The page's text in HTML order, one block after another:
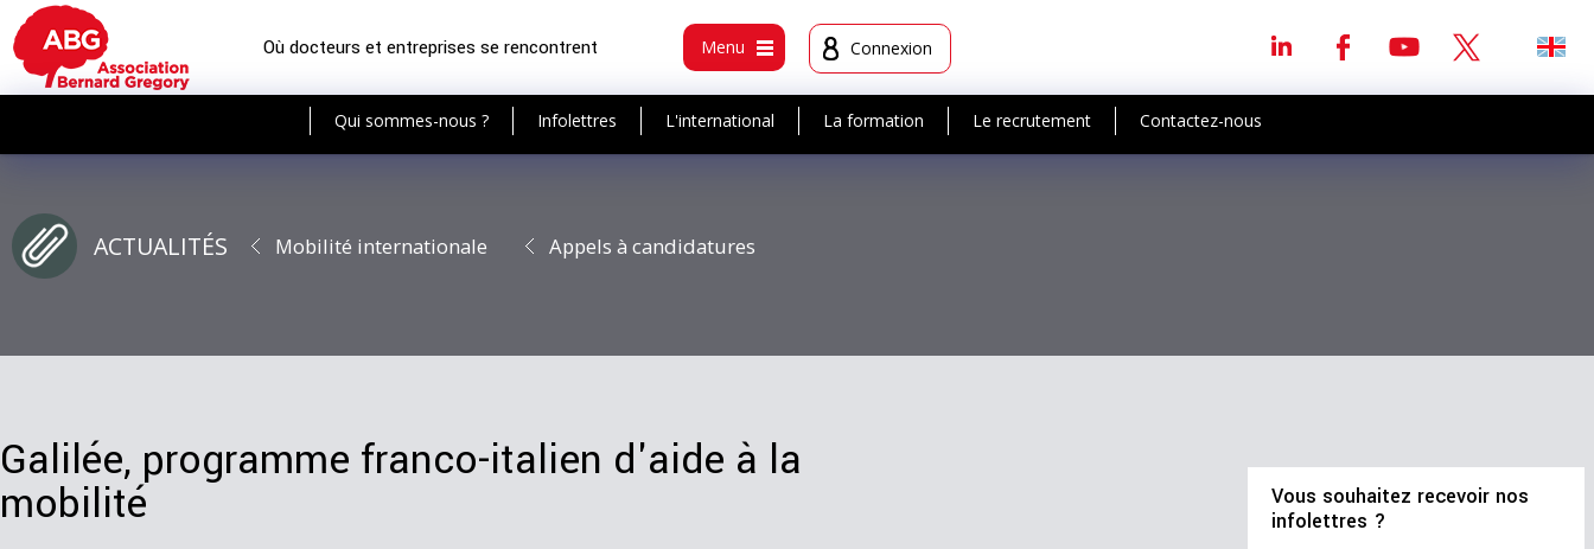
Où docteurs et entreprises se rencontrent Menu Connexion
Qui sommes-nous ? Infolettres L'international La formation Le recrutement Contactez-nous
ACTUALITÉS Mobilité internationale Appels à candidatures
Galilée, programme franco-italien d'aide à la
mobilité
Vous souhaitez recevoir nos
infolettres ?